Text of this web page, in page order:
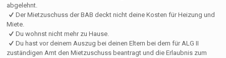
abgelehnt.
Der Mietzuschuss der BAB deckt nicht deine Kosten für Heizung und
Miete.
Du wohnst nicht mehr zu Hause.
Du hast vor deinem Auszug bei deinen Eltern bei dem für ALG II
zuständigen Amt den Mietzuschuss beantragt und die Erlaubnis zum